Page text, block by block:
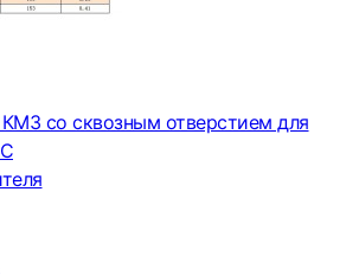
КМ3 со сквозным отверстием для